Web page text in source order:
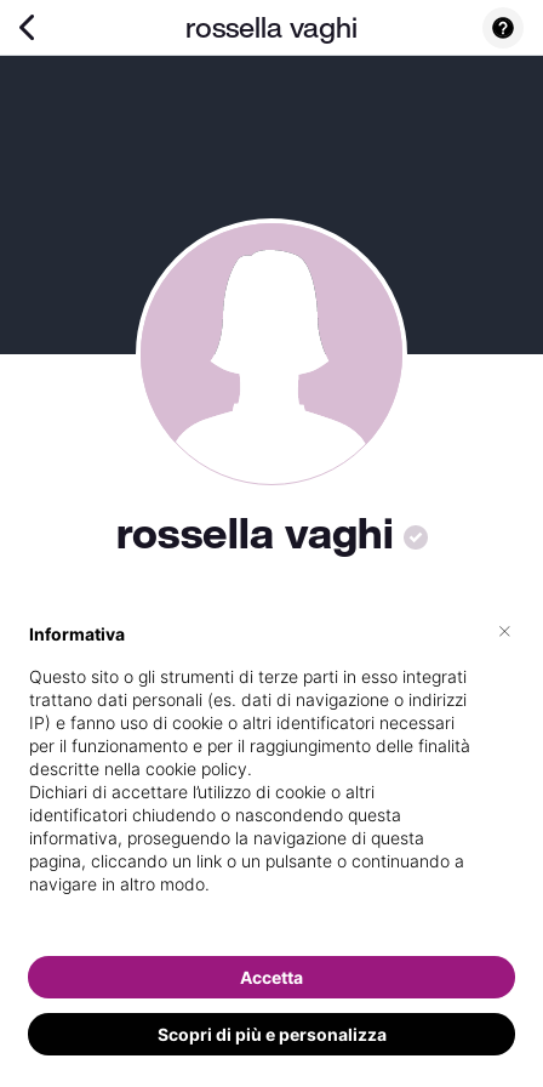
rossella vaghi
rossella vaghi
Specializzata inMassaggi del
benessere
Vedi le informazioni di rossella
Informativa
Questo sito o gli strumenti di terze parti in esso integrati
trattano dati personali (es. dati di navigazione o indirizzi
IP) e fanno uso di cookie o altri identificatori necessari
per il funzionamento e per il raggiungimento delle finalità
descritte nella cookie policy.
Dichiari di accettare l’utilizzo di cookie o altri
identificatori chiudendo o nascondendo questa
informativa, proseguendo la navigazione di questa
pagina, cliccando un link o un pulsante o continuando a
navigare in altro modo.
Scopri di più e personalizza
Accetta
×